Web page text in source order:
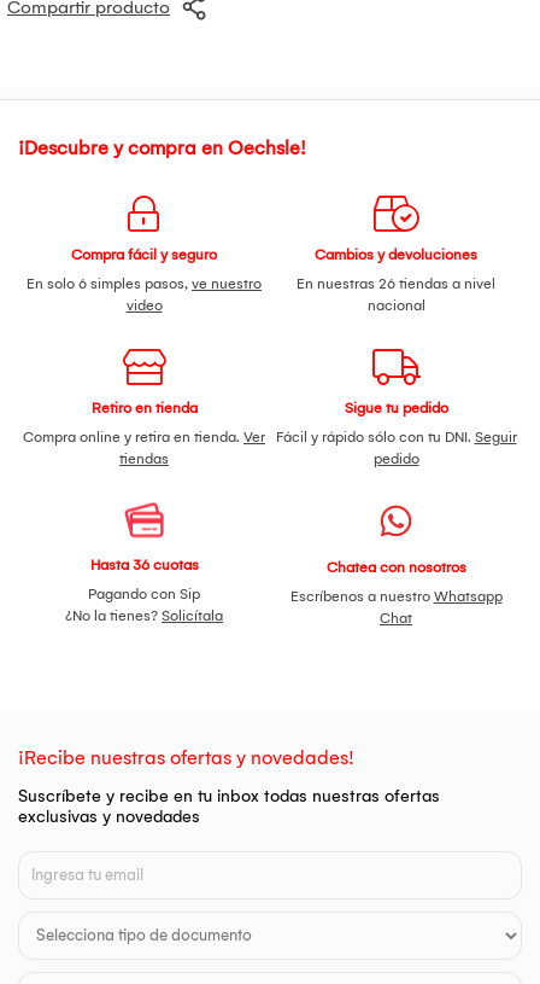
planos y presionando suavemente con movimientos
Compartir producto
¡Descubre y compra en Oechsle!
Compra fácil y seguro
En solo 6 simples pasos, ve nuestro
video
Cambios y devoluciones
En nuestras 26 tiendas a nivel
nacional
Retiro en tienda
Compra online y retira en tienda. Ver
tiendas
Sigue tu pedido
Fácil y rápido sólo con tu DNI. Seguir
pedido
Hasta 36 cuotas
Pagando con Sip
¿No la tienes? Solicítala
Chatea con nosotros
Escríbenos a nuestro Whatsapp
Chat
¡Recibe nuestras ofertas y novedades!
Suscríbete y recibe en tu inbox todas nuestras ofertas
exclusivas y novedades